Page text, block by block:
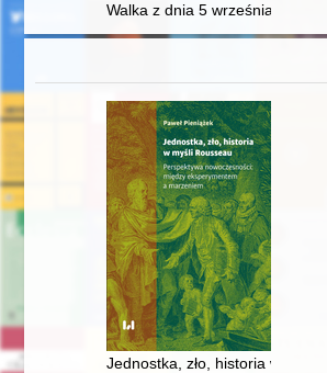
Walka z dnia 5 września 1939
Jednostka, zło, historia w